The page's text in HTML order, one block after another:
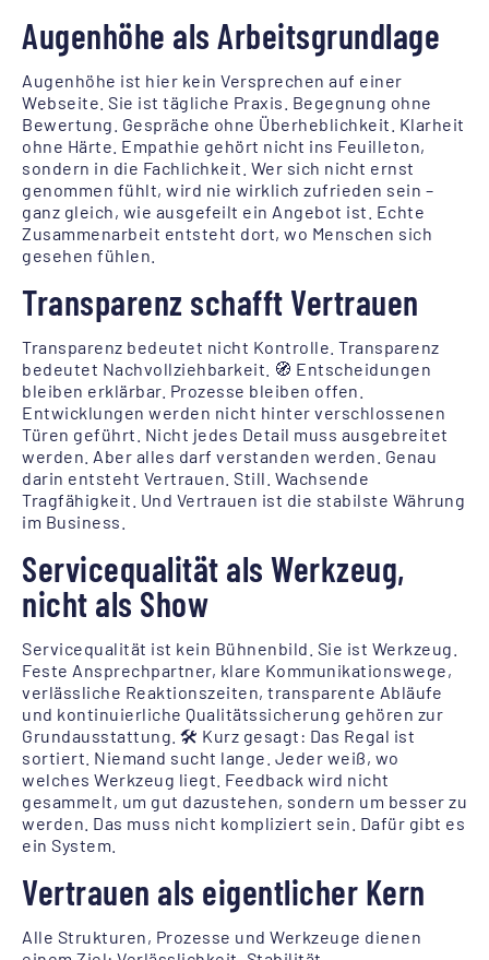
Augenhöhe als Arbeitsgrundlage
Augenhöhe ist hier kein Versprechen auf einer
Webseite. Sie ist tägliche Praxis. Begegnung ohne
Bewertung. Gespräche ohne Überheblichkeit. Klarheit
ohne Härte. Empathie gehört nicht ins Feuilleton,
sondern in die Fachlichkeit. Wer sich nicht ernst
genommen fühlt, wird nie wirklich zufrieden sein –
ganz gleich, wie ausgefeilt ein Angebot ist. Echte
Zusammenarbeit entsteht dort, wo Menschen sich
gesehen fühlen.
Transparenz schafft Vertrauen
Transparenz bedeutet nicht Kontrolle. Transparenz
bedeutet Nachvollziehbarkeit. 🧭 Entscheidungen
bleiben erklärbar. Prozesse bleiben offen.
Entwicklungen werden nicht hinter verschlossenen
Türen geführt. Nicht jedes Detail muss ausgebreitet
werden. Aber alles darf verstanden werden. Genau
darin entsteht Vertrauen. Still. Wachsende
Tragfähigkeit. Und Vertrauen ist die stabilste Währung
im Business.
Servicequalität als Werkzeug,
nicht als Show
Servicequalität ist kein Bühnenbild. Sie ist Werkzeug.
Feste Ansprechpartner, klare Kommunikationswege,
verlässliche Reaktionszeiten, transparente Abläufe
und kontinuierliche Qualitätssicherung gehören zur
Grundausstattung. 🛠️ Kurz gesagt: Das Regal ist
sortiert. Niemand sucht lange. Jeder weiß, wo
welches Werkzeug liegt. Feedback wird nicht
gesammelt, um gut dazustehen, sondern um besser zu
werden. Das muss nicht kompliziert sein. Dafür gibt es
ein System.
Vertrauen als eigentlicher Kern
Alle Strukturen, Prozesse und Werkzeuge dienen